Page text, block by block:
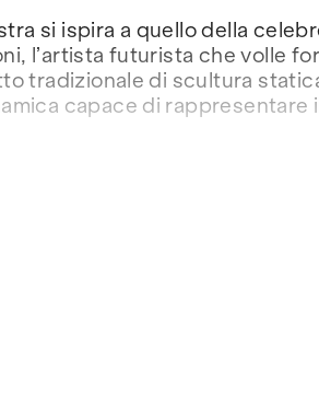
si ispira a quello della
l’artista futurista che volle
tradizionale di scultura
capace di rappresentare
che a essa fanno riferimento.